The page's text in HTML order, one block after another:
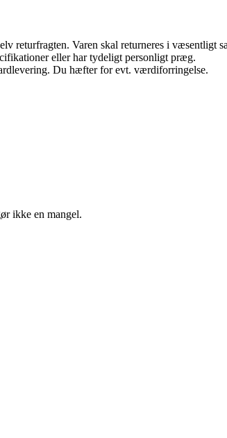
returfragten. Varen skal returneres i væsentligt
eller har tydeligt personligt præg.
Du hæfter for evt. værdiforringelse.
ikke en mangel.